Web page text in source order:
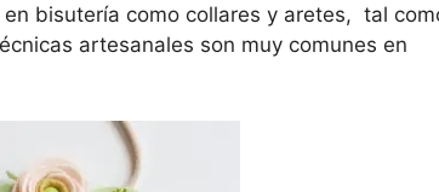
bisutería como collares y aretes, tal
artesanales son muy comunes en